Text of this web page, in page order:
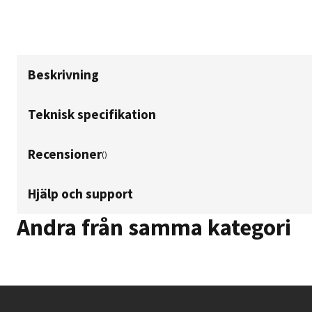
Beskrivning
Teknisk specifikation
Recensioner()
Hjälp och support
Andra från samma kategori